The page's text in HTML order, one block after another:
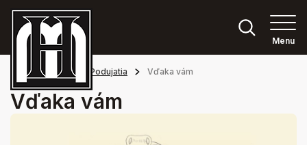
Menu
Hlavná stránka Podujatia Vďaka vám
Vďaka vám